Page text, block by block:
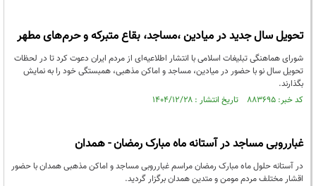
تحویل سال جدید در میادین ،مساجد، بقاع متبرکه و حرم‌های مطهر
شورای هماهنگی تبلیغات اسلامی با انتشار اطلاعیه‌ای از مردم ایران دعوت کرد تا در لحظات
تحویل سال نو با حضور در میادین، مساجد و اماکن مذهبی، همبستگی خود را به نمایش
بگذارند.
کد خبر: ۸۸۳۶۹۵ تاریخ انتشار : ۱۴۰۴/۱۲/۲۸
غبارروبی مساجد در آستانه ماه مبارک رمضان - همدان
در آستانه حلول ماه مبارک رمضان مراسم غبارروبی مساجد و اماکن مذهبی همدان با حضور
اقشار مختلف مردم مومن و متدین همدان برگزار گردید.